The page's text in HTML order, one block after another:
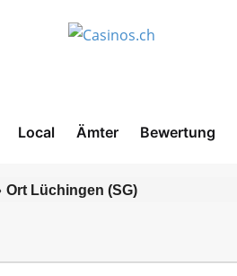
Local Ämter Bewertung
Ort Lüchingen (SG)